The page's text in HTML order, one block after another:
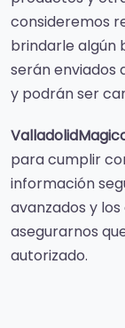
consideremos
brindarle algún
serán enviados
y podrán ser
para cumplir
información
avanzados y
asegurarnos
autorizado.